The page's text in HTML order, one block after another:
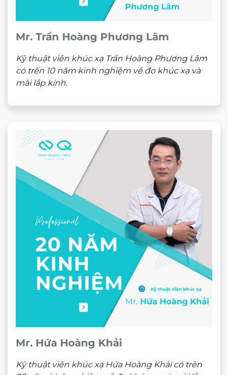
Mr. Trần Hoàng Phương Lâm
Kỹ thuật viên khúc xạ Trần Hoàng Phương Lâm
có trên 10 năm kinh nghiệm về đo khúc xạ và
mài lắp kính.
Mr. Hứa Hoàng Khải
Kỹ thuật viên khúc xạ Hứa Hoàng Khải có trên